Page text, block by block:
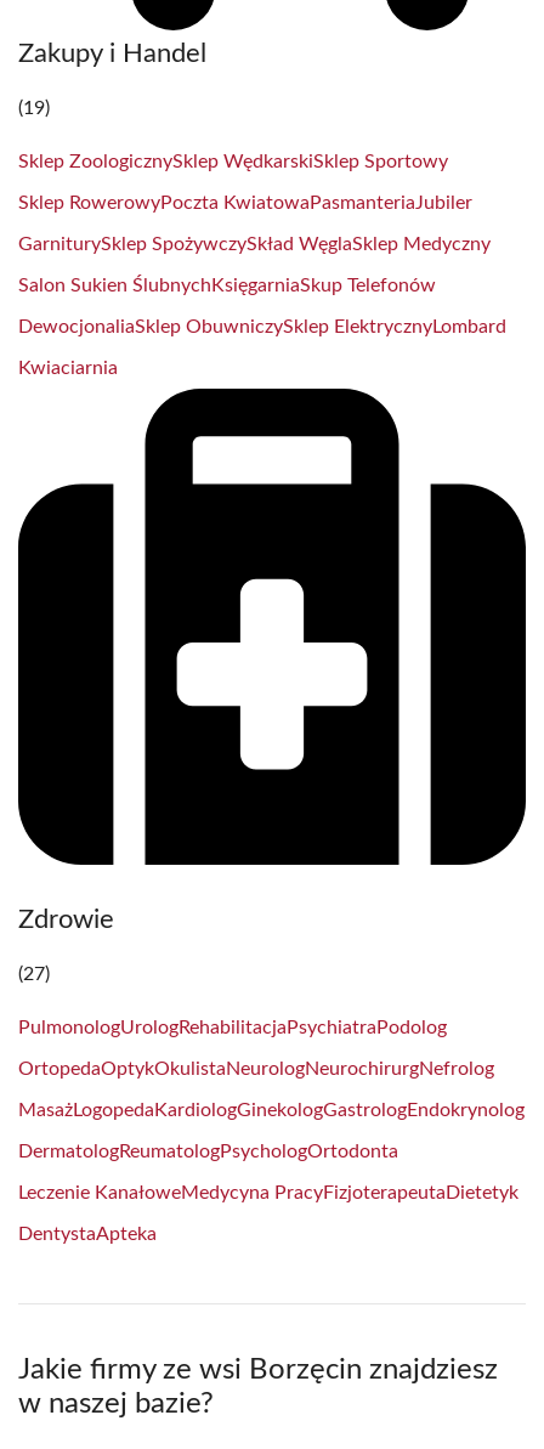
Zakupy i Handel
(19)
Sklep ZoologicznySklep WędkarskiSklep Sportowy
Sklep RowerowyPoczta Kwiatowa PasmanteriaJubiler
GarniturySklep SpożywczySkład WęglaSklep Medyczny
Salon Sukien Ślubnych KsięgarniaSkup Telefonów
DewocjonaliaSklep ObuwniczySklep ElektrycznyLombard
Kwiaciarnia
Zdrowie
(27)
PulmonologUrologRehabilitacja Psychiatra Podolog
OrtopedaOptykOkulistaNeurologNeurochirurgNefrolog
MasażLogopeda KardiologGinekologGastrologEndokrynolog
DermatologReumatologPsychologOrtodonta
Leczenie KanałoweMedycyna PracyFizjoterapeuta Dietetyk
DentystaApteka
Jakie firmy ze wsi Borzęcin znajdziesz
w naszej bazie?